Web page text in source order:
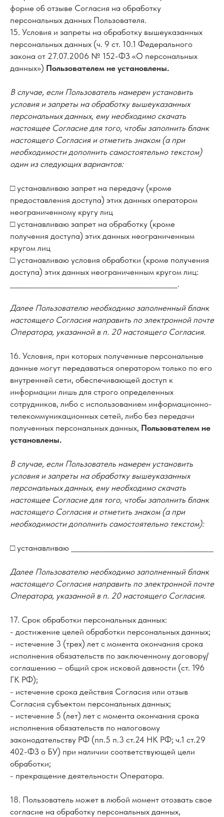
форме об отзыве Согласия на обработку
персональных данных Пользователя.
15. Условия и запреты на обработку вышеуказанных
персональных данных (ч. 9 ст. 10.1 Федерального
закона от 27.07.2006 № 152-ФЗ «О персональных
данных») Пользователем не установлены.
В случае, если Пользователь намерен установить
условия и запреты на обработку вышеуказанных
персональных данных, ему необходимо скачать
настоящее Согласие для того, чтобы заполнить бланк
настоящего Согласия и отметить знаком (а при
необходимости дополнить самостоятельно текстом)
один из следующих вариантов:
□устанавливаю запрет на передачу (кроме
предоставления доступа) этих данных оператором
неограниченному кругу лиц
□ устанавливаю запрет на обработку (кроме
получения доступа) этих данных неограниченным
кругом лиц
□ устанавливаю условия обработки (кроме получения
доступа) этих данных неограниченным кругом лиц:
___________________________________________________________________.
Далее Пользователю необходимо заполненный бланк
настоящего Согласия направить по электронной почте
Оператора, указанной в п. 20 настоящего Согласия.
16. Условия, при которых полученные персональные
данные могут передаваться оператором только по его
внутренней сети, обеспечивающей доступ к
информации лишь для строго определенных
сотрудников, либо с использованием информационно-
телекоммуникационных сетей, либо без передачи
полученных персональных данных, Пользователем не
установлены.
В случае, если Пользователь намерен установить
условия и запреты на обработку вышеуказанных
персональных данных, ему необходимо скачать
настоящее Согласие для того, чтобы заполнить бланк
настоящего Согласия и отметить знаком (а при
необходимости дополнить самостоятельно текстом):
□ устанавливаю _________________________________________________________
Далее Пользователю необходимо заполненный бланк
настоящего Согласия направить по электронной почте
Оператора, указанной в п. 20 настоящего Согласия.
17. Срок обработки персональных данных:
- достижение целей обработки персональных данных;
- истечение 3 (трех) лет с момента окончания срока
исполнения обязательств по заключенному договору/
соглашению – общий срок исковой давности (ст. 196
ГК РФ);
- истечение срока действия Согласия или отзыв
Согласия субъектом персональных данных;
- истечение 5 (лет) лет с момента окончания срока
исполнения обязательств по налоговому
законодательству РФ (пп.5 п.3 ст.24 НК РФ; ч.1 ст.29
402-ФЗ о БУ) при наличии соответствующей цели
обработки;
- прекращение деятельности Оператора.
18. Пользователь может в любой момент отозвать свое
согласие на обработку персональных данных,